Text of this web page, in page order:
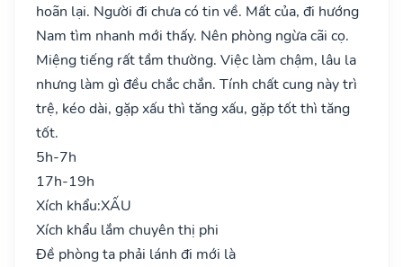
hoãn lại. Người đi chưa có tin về. Mất của, đi hướng
Nam tìm nhanh mới thấy. Nên phòng ngừa cãi cọ.
Miệng tiếng rất tầm thường. Việc làm chậm, lâu la
nhưng làm gì đều chắc chắn. Tính chất cung này trì
trệ, kéo dài, gặp xấu thì tăng xấu, gặp tốt thì tăng
tốt.
5h-7h
17h-19h
Xích khẩu:XẤU
Xích khẩu lắm chuyên thị phi
Đề phòng ta phải lánh đi mới là